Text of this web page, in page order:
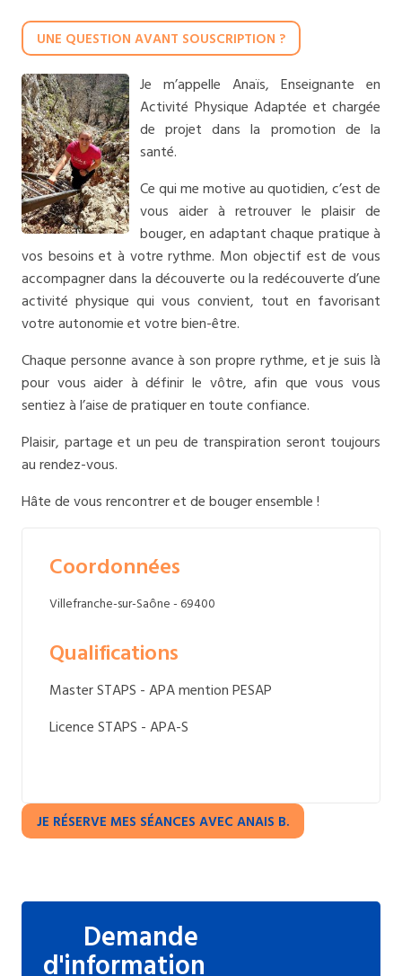
UNE QUESTION AVANT SOUSCRIPTION ?
Je m’appelle Anaïs, Enseignante en
Activité Physique Adaptée et chargée
de projet dans la promotion de la
santé.
Ce qui me motive au quotidien, c’est de
vous aider à retrouver le plaisir de
bouger, en adaptant chaque pratique à
vos besoins et à votre rythme. Mon objectif est de vous
accompagner dans la découverte ou la redécouverte d’une
activité physique qui vous convient, tout en favorisant
votre autonomie et votre bien-être.
Chaque personne avance à son propre rythme, et je suis là
pour vous aider à définir le vôtre, afin que vous vous
sentiez à l’aise de pratiquer en toute confiance.
Plaisir, partage et un peu de transpiration seront toujours
au rendez-vous.
Hâte de vous rencontrer et de bouger ensemble !
Coordonnées
Villefranche-sur-Saône - 69400
Qualifications
Master STAPS - APA mention PESAP
Licence STAPS - APA-S
JE RÉSERVE MES SÉANCES AVEC ANAIS B.
Demande
d'information